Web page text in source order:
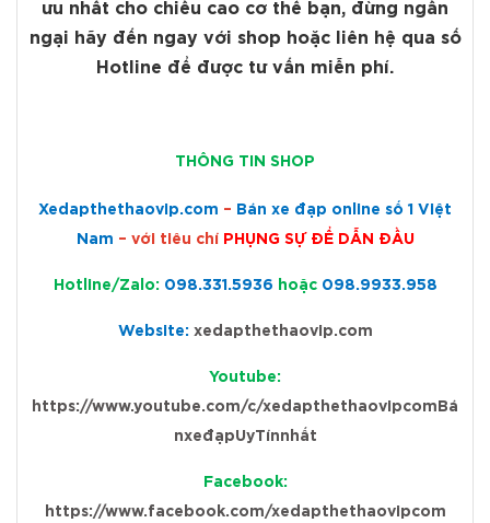
ưu nhất cho chiều cao cơ thể bạn, đừng ngần
ngại hãy đến ngay với shop hoặc liên hệ qua số
Hotline để được tư vấn miễn phí.
THÔNG T IN SHOP
Xedapthethaovip.com – Bán xe đạp online số 1 Việt
Nam – với tiêu chí PHỤNG SỰ ĐỂ DẪN ĐẦU
Hotline/Zalo: 098.331.5936 hoặc 098.9933.958
Website: xedapthethaovip.com
Youtube:
https://www.youtube.com/c/xedapthethaovipcomBá
nxeđạpUyTínnhất
Facebook:
https://www.facebook.com/xedapthethaovipcom